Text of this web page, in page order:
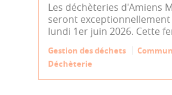
Les déchèteries d'Amiens
seront exceptionnellement
lundi 1er juin 2026. Cette
Gestion des déchets
Déchèterie